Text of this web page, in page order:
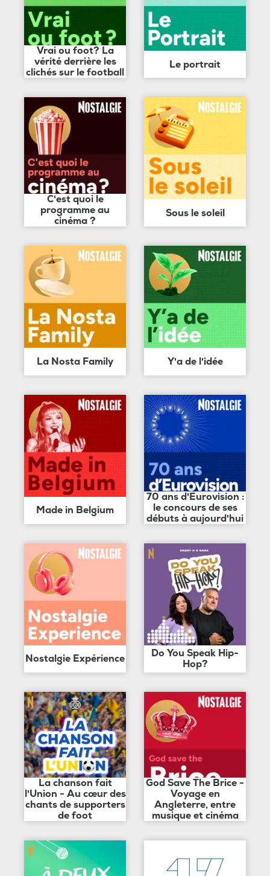
Vrai ou foot? La
vérité derrière les
clichés sur le football
Le portrait
C'est quoi le
programme au
cinéma ?
Sous le soleil
La Nosta Family Y'a de l'idée
Made in Belgium
70 ans d'Eurovision :
le concours de ses
débuts à aujourd'hui
Nostalgie Expérience
Do You Speak Hip-
Hop?
La chanson fait
l'Union - Au cœur des
chants de supporters
de foot
God Save The Brice -
Voyage en
Angleterre, entre
musique et cinéma